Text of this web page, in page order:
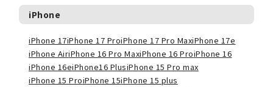
iPhone
iPhone 17iPhone 17 ProiPhone 17 Pro MaxiPhone 17e
iPhone AiriPhone 16 Pro MaxiPhone 16 ProiPhone 16
iPhone 16eiPhone16 PlusiPhone 15 Pro max
iPhone 15 ProiPhone 15iPhone 15 plus